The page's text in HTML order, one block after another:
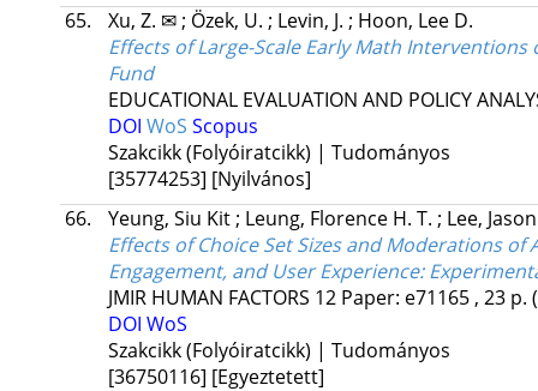
65.
Xu, Z. ✉ ; Özek, U. ; Levin, J. ; Hoon, Lee D.
Effects of Large-Scale Early Math
Fund
EDUCATIONAL EVALUATION AND POLICY
DOI WoS Scopus
Szakcikk (Folyóiratcikk) | Tudományos
[35774253] [Nyilvános]
66.
Yeung, Siu Kit ; Leung, Florence H. T. ; Lee,
Effects of Choice Set Sizes and Moderations
Engagement, and User Experience:
JMIR HUMAN FACTORS 12 Paper: e71165 , 23 p.
DOI WoS
Szakcikk (Folyóiratcikk) | Tudományos
[36750116] [Egyeztetett]